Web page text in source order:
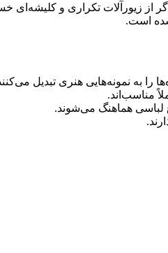
زیورآلات تکراری و کلیشه‌ای
شده است.
به نمونه‌هایی هنری تبدیل
مناسب‌اند.
لباسی هماهنگ می‌شوند.